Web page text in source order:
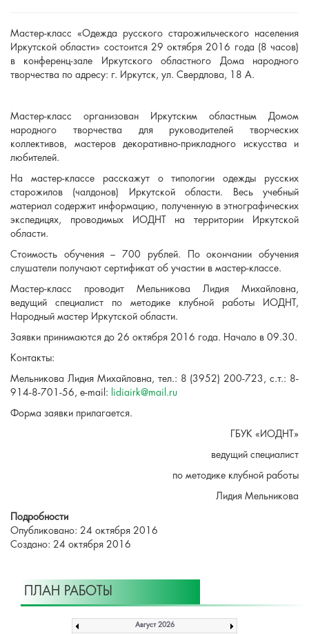
Мастер-класс «Одежда русского старожильческого населения
Иркутской области» состоится 29 октября 2016 года (8 часов)
в конференц-зале Иркутского областного Дома народного
творчества по адресу: г. Иркутск, ул. Свердлова, 18 А.
Мастер-класс организован Иркутским областным Домом
народного творчества для руководителей творческих
коллективов, мастеров декоративно-прикладного искусства и
любителей.
На мастер-классе расскажут о типологии одежды русских
старожилов (чалдонов) Иркутской области. Весь учебный
материал содержит информацию, полученную в этнографических
экспедицях, проводимых ИОДНТ на территории Иркутской
области.
Стоимость обучения – 700 рублей. По окончании обучения
слушатели получают сертификат об участии в мастер-классе.
Мастер-класс проводит Мельникова Лидия Михайловна,
ведущий специалист по методике клубной работы ИОДНТ,
Народный мастер Иркутской области.
Заявки принимаются до 26 октября 2016 года. Начало в 09.30.
Контакты:
Мельникова Лидия Михайловна, тел.: 8 (3952) 200-723, с.т.: 8-
914-8-701-56, e-mail: lidiairk@mail.ru
Форма заявки прилагается.
ГБУК «ИОДНТ»
ведущий специалист
по методике клубной работы
Лидия Мельникова
Подробности
Опубликовано: 24 октября 2016
Создано: 24 октября 2016
ПЛАН РАБОТЫ
Август 2026